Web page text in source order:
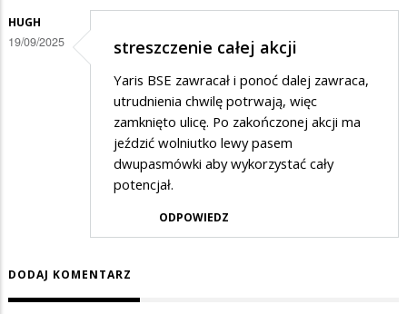
HUGH
19/09/2025 streszczenie całej akcji
Yaris BSE zawracał i ponoć dalej zawraca,
utrudnienia chwilę potrwają, więc
zamknięto ulicę. Po zakończonej akcji ma
jeździć wolniutko lewy pasem
dwupasmówki aby wykorzystać cały
potencjał.
ODPOWIEDZ
DODAJ KOMENTARZ